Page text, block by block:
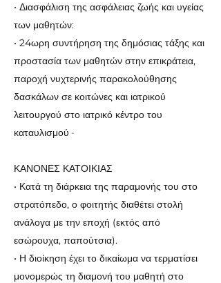
• Διασφάλιση της ασφάλειας ζωής και υγείας
των μαθητών:
• 24ωρη συντήρηση της δημόσιας τάξης και
προστασία των μαθητών στην επικράτεια,
παροχή νυχτερινής παρακολούθησης
δασκάλων σε κοιτώνες και ιατρικού
λειτουργού στο ιατρικό κέντρο του
καταυλισμού ·
ΚΑΝΟΝΕΣ ΚΑΤΟΙΚΙΑΣ
• Κατά τη διάρκεια της παραμονής του στο
στρατόπεδο, ο φοιτητής διαθέτει στολή
ανάλογα με την εποχή (εκτός από
εσώρουχα, παπούτσια).
• Η διοίκηση έχει το δικαίωμα να τερματίσει
μονομερώς τη διαμονή του μαθητή στο